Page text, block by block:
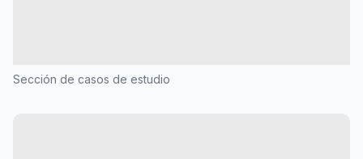
Sección de casos de estudio